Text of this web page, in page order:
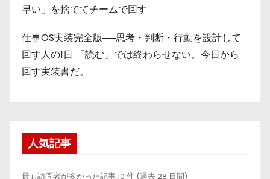
早い」を捨ててチームで回す
仕事OS実装完全版──思考・判断・行動を設計して
回す人の1日 「読む」では終わらせない。今日から
回す実装書だ。
人気記事
最も訪問者が多かった記事 10 件 (過去 28 日間)